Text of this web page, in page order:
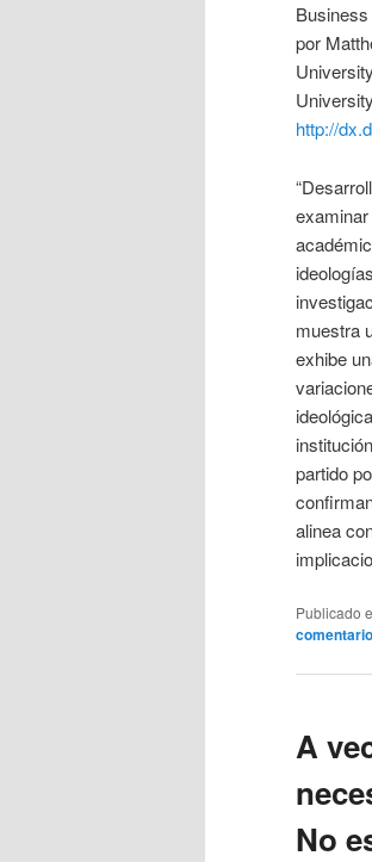
por
http://
muestra
exhibe
partido
alinea
Publicado
comentario
A
No